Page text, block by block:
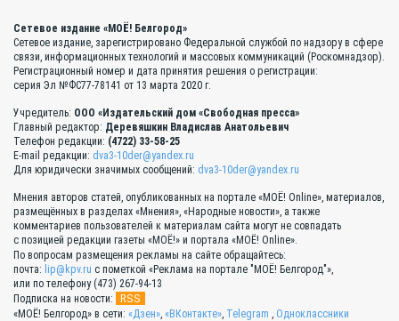
Сетевое издание «МОЁ! Белгород»
Сетевое издание, зарегистрировано Федеральной службой по надзору в сфере
связи, информационных технологий и массовых коммуникаций (Роскомнадзор).
Регистрационный номер и дата принятия решения о регистрации:
серия Эл №ФС77-78141 от 13 марта 2020 г.
Учредитель: ООО «Издательский дом «Свободная пресса»
Главный редактор: Деревяшкин Владислав Анатольевич
Телефон редакции: (4722) 33-58-25
E-mail редакции: dva3-10der@yandex.ru
Для юридически значимых сообщений: dva3-10der@yandex.ru
Мнения авторов статей, опубликованных на портале «МОЁ! Online», материалов,
размещённых в разделах «Мнения», «Народные новости», а также
комментариев пользователей к материалам сайта могут не совпадать
с позицией редакции газеты «МОЁ!» и портала «МОЁ! Online».
По вопросам размещения рекламы на сайте обращайтесь:
почта: lip@kpv.ru с пометкой «Реклама на портале "МОЁ! Белгород"»,
или по телефону (473) 267-94-13
Подписка на новости:
RSS
«МОЁ! Белгород» в сети: «Дзен», «ВКонтакте», Telegram , Одноклассники